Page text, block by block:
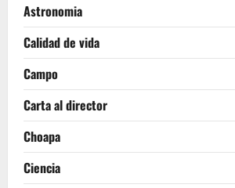
Astronomia
Calidad de vida
Campo
Carta al director
Choapa
Ciencia